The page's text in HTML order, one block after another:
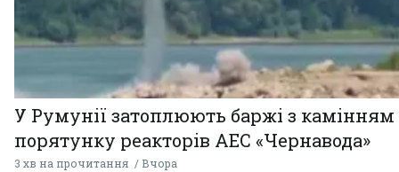
У Румунії затоплюють баржі з
порятунку реакторів АЕС «Чернавода»
3 хв на прочитання Вчора